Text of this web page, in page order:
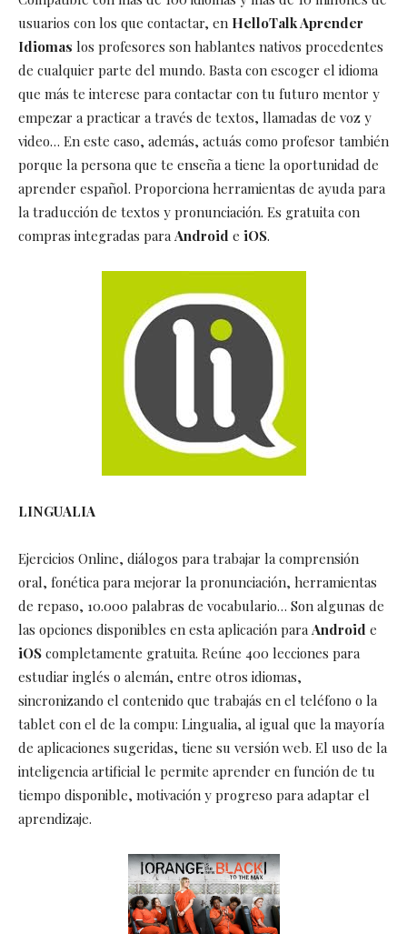
usuarios con los que contactar, en HelloTalk Aprender
Idiomas los profesores son hablantes nativos procedentes
de cualquier parte del mundo. Basta con escoger el idioma
que más te interese para contactar con tu futuro mentor y
empezar a practicar a través de textos, llamadas de voz y
video… En este caso, además, actuás como profesor también
porque la persona que te enseña a tiene la oportunidad de
aprender español. Proporciona herramientas de ayuda para
la traducción de textos y pronunciación. Es gratuita con
compras integradas paraAndroid e iOS.
LINGUALIA
Ejercicios Online, diálogos para trabajar la comprensión
oral, fonética para mejorar la pronunciación, herramientas
de repaso, 10.000 palabras de vocabulario… Son algunas de
las opciones disponibles en esta aplicación paraAndroid e
iOS completamente gratuita. Reúne 400 lecciones para
estudiar inglés o alemán, entre otros idiomas,
sincronizando el contenido que trabajás en el teléfono o la
tablet con el de la compu: Lingualia, al igual que la mayoría
de aplicaciones sugeridas, tiene su versión web. El uso de la
inteligencia artificial le permite aprender en función de tu
tiempo disponible, motivación y progreso para adaptar el
aprendizaje.